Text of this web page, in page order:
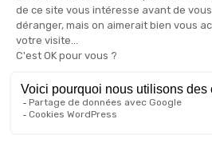
communication. Des produits fabriqués
bonnes conditions et un impact limité